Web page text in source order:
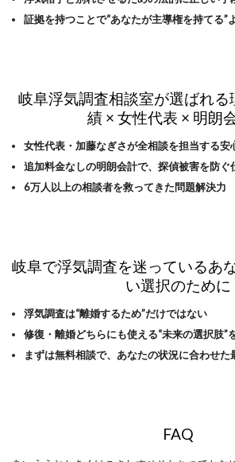
証拠を持つことで“あなたが主導権を持てる”
岐阜浮気調査相談室が選ばれる
績 × 女性代表 × 明朗会
女性代表・加藤なぎさが全相談を担当する安
追加料金なしの明朗会計で、探偵被害を防ぐ
6万人以上の相談者を救ってきた問題解決力
岐阜で浮気調査を迷っているあ
い選択のために
浮気調査は“離婚するため”だけではない
修復・離婚どちらにも使える“未来の選択肢”
まずは無料相談で、あなたの状況に合わせた
FAQ